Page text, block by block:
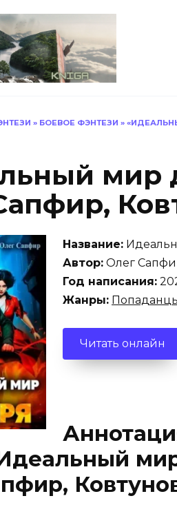
» БОЕВОЕ ФЭНТЕЗИ »
мир
Название:
Автор: Олег
Год написания:
Жанры:
Читать онлайн